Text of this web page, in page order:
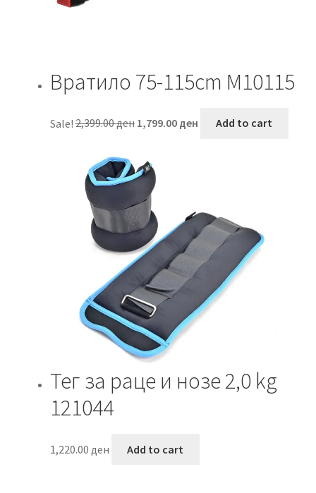
Вратило 75-115cm M10115
Sale!2,399.00ден
price
2,399.00 ден.
1,799.00 ден Add to cart
Тег за раце и нозе 2,0 kg
121044
1,220.00 ден Add to cart